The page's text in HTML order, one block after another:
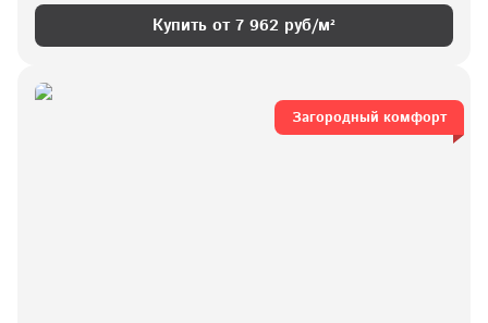
Купить от 7 962 руб/м²
Загородный комфорт